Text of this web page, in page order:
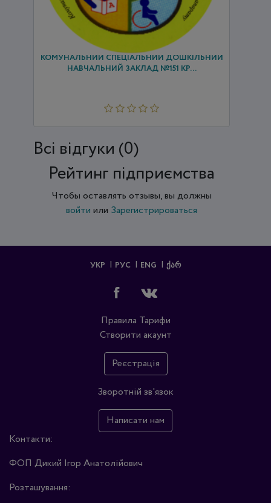
КОМУНАЛЬНИЙ СПЕЦІАЛЬНИЙ ДОШКІЛЬНИЙ
НАВЧАЛЬНИЙ ЗАКЛАД №151 КР...
Всi відгуки (0)
Рейтинг підприємства
Чтобы оставлять отзывы, вы должны
войти или Зарегистрироваться
УКР РУС ENG ᲥᲐᲠ
Правила Тарифи
Створити акаунт
Реєстрація
Зворотній зв'язок
Написати нам
Контакти:
ФОП Дикий Ігор Анатолійович
Розташування: